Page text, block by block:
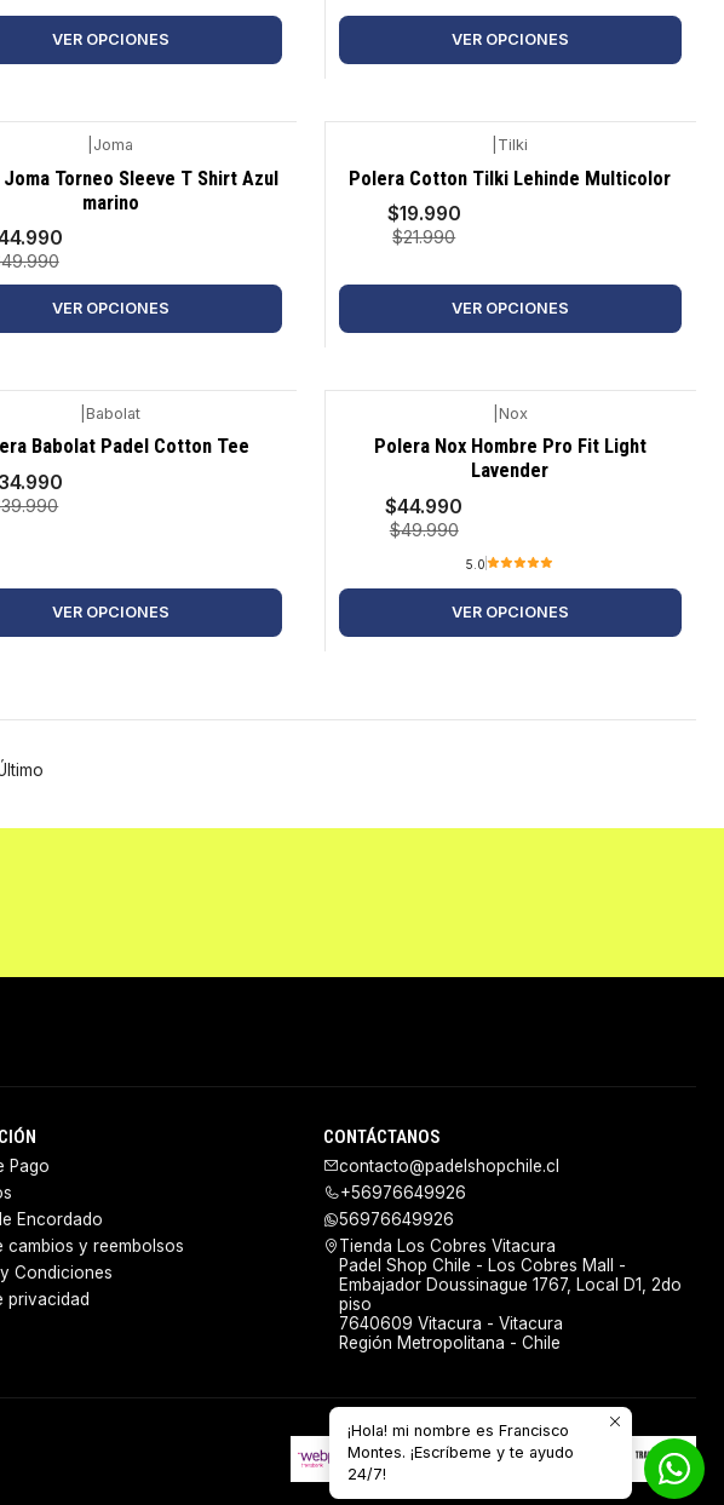
VER OPCIONES VER OPCIONES
Joma
Torneo Sleeve T Shirt Azul
marino
VER OPCIONES
-9%
Tilki
Polera Cotton Tilki Lehinde Multicolor
$19.990
$21.990
VER OPCIONES
Babolat
Babolat Padel Cotton Tee
VER OPCIONES
-10%
Nox
Polera Nox Hombre Pro Fit Light
Lavender
$44.990
$49.990
5.0
VER OPCIONES
Pago
Encordado
cambios y reembolsos
Condiciones
privacidad
CONTÁCTANOS
contacto@padelshopchile.cl
+56976649926
56976649926
Tienda Los Cobres Vitacura
Padel Shop Chile - Los Cobres Mall -
Embajador Doussinague 1767, Local D1, 2do
piso
7640609 Vitacura - Vitacura
Región Metropolitana - Chile
¡Hola! mi nombre es Francisco
Montes. ¡Escríbeme y te ayudo
24/7!